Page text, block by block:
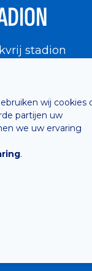
wij cookies
partijen uw
we uw ervaring
.
stadion